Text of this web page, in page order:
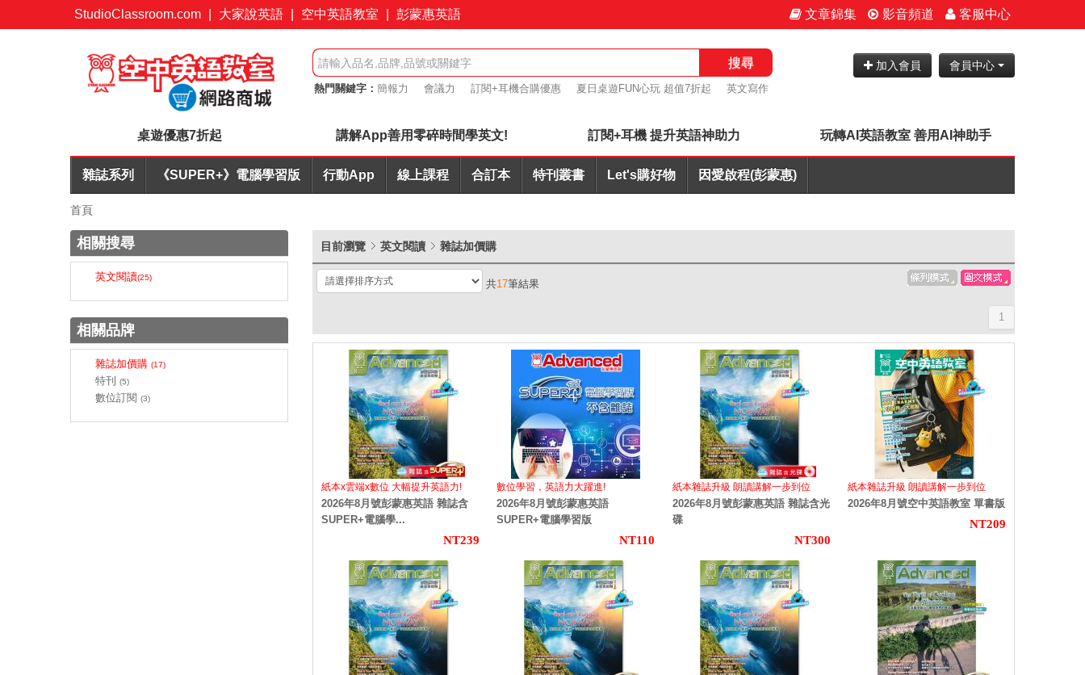
StudioClassroom.com 大家說英語 空中英語教室 彭蒙惠英語 文章錦集 影音頻道 客服中心
搜尋
熱門關鍵字： 簡報力 會議力 訂閱+耳機合購優惠 夏日桌遊FUN心玩 超值7折起
英文寫作
加入會員 會員中心
桌遊優惠7折起 講解App善用零碎時間學英文! 訂閱+耳機 提升英語神助力 玩轉AI英語教室 善用AI神助手
雜誌系列 《SUPER+》電腦學習版 行動App 線上課程 合訂本 特刊叢書 Let's購好物 因愛啟程(彭蒙惠)
首頁
相關搜尋
英文閱讀(25)
相關品牌
雜誌加價購 (17)
特刊 (5)
數位訂閱 (3)
目前瀏覽 英文閱讀 雜誌加價購
共17筆結果
1
紙本x雲端x數位 大幅提升英語力!
2026年8月號彭蒙惠英語 雜誌含
SUPER+電腦學...
NT239
數位學習，英語力大躍進!
2026年8月號彭蒙惠英語
SUPER+電腦學習版
NT110
紙本雜誌升級 朗讀講解一步到位
2026年8月號彭蒙惠英語 雜誌含光
碟
NT300
紙本雜誌升級 朗讀講解一步到位
2026年8月號空中英語教室 單書版
NT209